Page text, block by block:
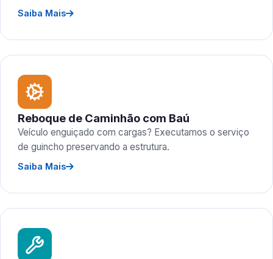
Saiba Mais
Reboque de Caminhão com Baú
Veículo enguiçado com cargas? Executamos o serviço
de guincho preservando a estrutura.
Saiba Mais